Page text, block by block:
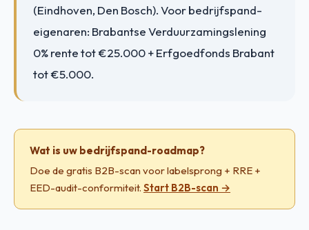
(Eindhoven, Den Bosch). Voor bedrijfspand-
eigenaren: Brabantse Verduurzamingslening
0% rente tot €25.000 + Erfgoedfonds Brabant
tot €5.000.
Wat is uw bedrijfspand-roadmap?
Doe de gratis B2B-scan voor labelsprong + RRE +
EED-audit-conformiteit. Start B2B-scan →